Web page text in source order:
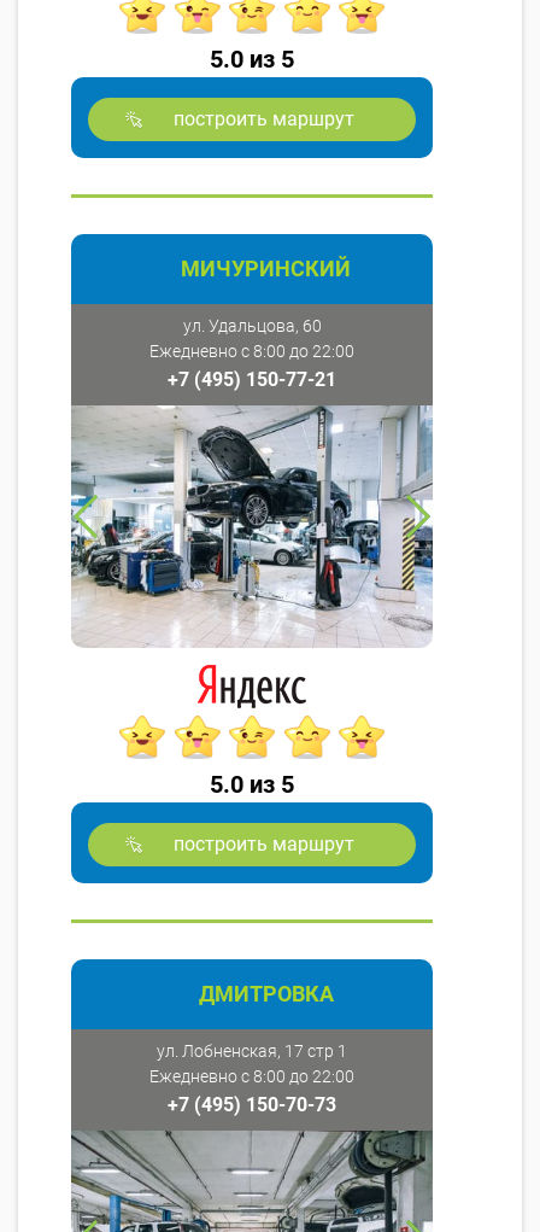
5.0 из 5
построить маршрут
МИЧУРИНСКИЙ
ул. Удальцова, 60
Ежедневно с 8:00 до 22:00
+7 (495) 150-77-21
5.0 из 5
построить маршрут
ДМИТРОВКА
ул. Лобненская, 17 стр 1
Ежедневно с 8:00 до 22:00
+7 (495) 150-70-73